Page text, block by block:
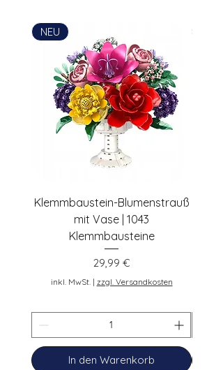
Postadresse: Lentruper Ring 19, DE-
48231 Warendorf, Deutschland,
pennybricks.de -
shop@pennybricks.de
NEU
Klemmbaustein-Blumenstrauß
mit Vase | 1043
Klemmbausteine
Preis
29,99 €
inkl. MwSt.| zzgl. Versandkosten
In den Warenkorb